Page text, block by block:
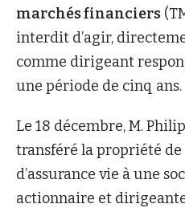
marchés financiers
interdit d’agir,
comme dirigeant
une période de cinq ans.
Le 18 décembre, M.
transféré la propriété
d’assurance vie à une
actionnaire et